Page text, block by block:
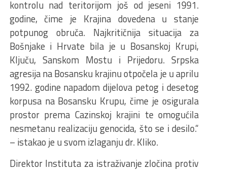
kontrolu nad teritorijom još od jeseni 1991.
godine, čime je Krajina dovedena u stanje
potpunog obruča. Najkritičnija situacija za
Bošnjake i Hrvate bila je u Bosanskoj Krupi,
Ključu, Sanskom Mostu i Prijedoru. Srpska
agresija na Bosansku krajinu otpočela je u aprilu
1992. godine napadom dijelova petog i desetog
korpusa na Bosansku Krupu, čime je osigurala
prostor prema Cazinskoj krajini te omogućila
nesmetanu realizaciju genocida, što se i desilo.“
– istakao je u svom izlaganju dr. Kliko.
Direktor Instituta za istraživanje zločina protiv